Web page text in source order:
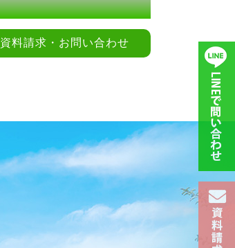
資料請求・お問い合わせ